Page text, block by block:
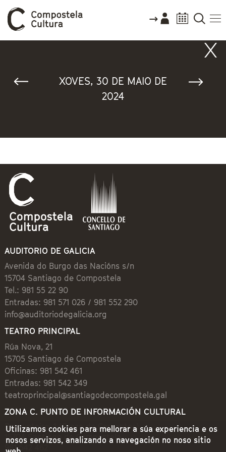
XOVES, 30 DE MAIO DE
2024
AUDITORIO DE GALICIA
Avenida do Burgo das Nacións s/n
15704 Santiago de Compostela
Tel.: 981 55 22 90
Entradas: 981 571 026 / 981 552 290
info@auditoriodegalicia.org
TEATRO PRINCIPAL
Rúa Nova, 21
15705 Santiago de Compostela
Oficinas: 981 542 461
Entradas: 981 542 349
teatroprincipal@santiagodecompostela.gal
ZONA C. PUNTO DE INFORMACIÓN CULTURAL
Preguntoiro, 1 (Praza de Cervantes)
15704 Santiago de Compostela
981 542 462
Utilizamos cookies para mellorar a súa experiencia e os
nosos servizos, analizando a navegación no noso sitio